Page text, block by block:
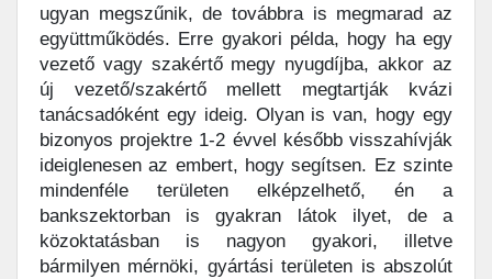
ugyan megszűnik, de továbbra is megmarad az
együttműködés. Erre gyakori példa, hogy ha egy
vezető vagy szakértő megy nyugdíjba, akkor az
új vezető/szakértő mellett megtartják kvázi
tanácsadóként egy ideig. Olyan is van, hogy egy
bizonyos projektre 1-2 évvel később visszahívják
ideiglenesen az embert, hogy segítsen. Ez szinte
mindenféle területen elképzelhető, én a
bankszektorban is gyakran látok ilyet, de a
közoktatásban is nagyon gyakori, illetve
bármilyen mérnöki, gyártási területen is abszolút